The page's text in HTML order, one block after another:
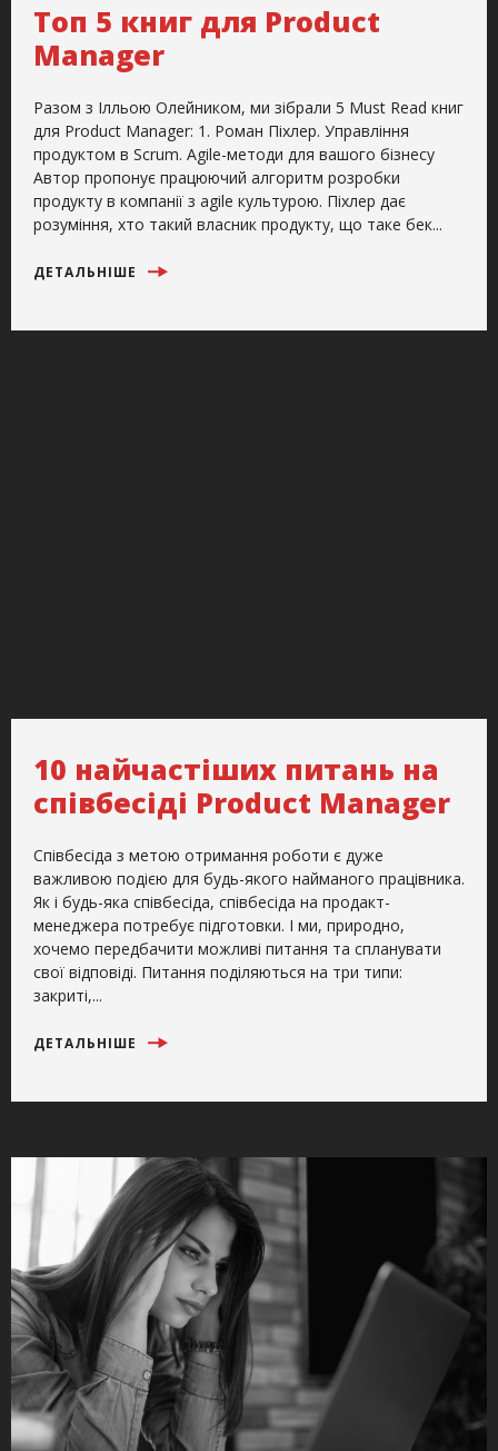
Топ 5 книг для Product
Manager
Разом з Ілльою Олейником, ми зібрали 5 Must Read книг
для Product Manager: 1. Роман Піхлер. Управління
продуктом в Scrum. Agile-методи для вашого бізнесу
Автор пропонує працюючий алгоритм розробки
продукту в компанії з agile культурою. Піхлер дає
розуміння, хто такий власник продукту, що таке бек...
ДЕТАЛЬНІШЕ
10 найчастіших питань на
співбесіді Product Manager
Співбесіда з метою отримання роботи є дуже
важливою подією для будь-якого найманого працівника.
Як і будь-яка співбесіда, співбесіда на продакт-
менеджера потребує підготовки. І ми, природно,
хочемо передбачити можливі питання та спланувати
свої відповіді. Питання поділяються на три типи:
закриті,...
ДЕТАЛЬНІШЕ